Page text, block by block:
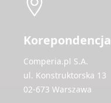
Korepondencja
Comperia.pl S.A.
ul. Konstruktorska 13
02-673 Warszawa